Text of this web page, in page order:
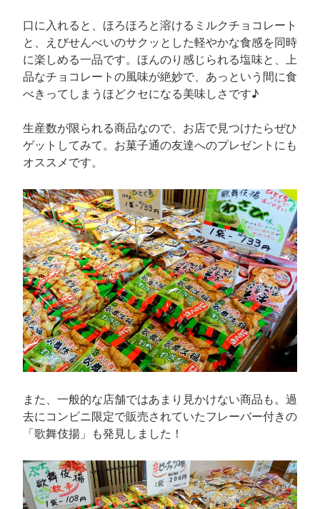
口に入れると、ほろほろと溶けるミルクチョコレート
と、えびせんべいのサクッとした軽やかな食感を同時
に楽しめる一品です。ほんのり感じられる塩味と、上
品なチョコレートの風味が絶妙で、あっという間に食
べきってしまうほどクセになる美味しさです♪
生産数が限られる商品なので、お店で見つけたらぜひ
ゲットしてみて。お菓子通の友達へのプレゼントにも
オススメです。
また、一般的な店舗ではあまり見かけない商品も。過
去にコンビニ限定で販売されていたフレーバー付きの
「歌舞伎揚」も発見しました！